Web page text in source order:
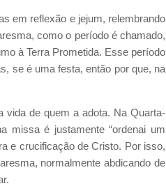
em reflexão e jejum, relembrando
como o período é chamado,
à Terra Prometida. Esse período
se é uma festa, então por que, na
vida de quem a adota. Na Quarta-
missa é justamente “ordenai um
e crucificação de Cristo. Por isso,
normalmente abdicando de